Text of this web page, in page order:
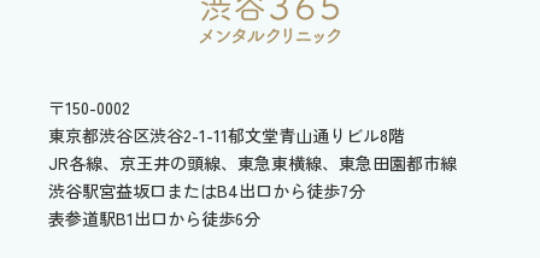
〒150-0002
東京都渋谷区渋谷2-1-11郁文堂青山通りビル8階
JR各線、京王井の頭線、東急東横線、東急田園都市線
渋谷駅宮益坂口またはB4出口から徒歩7分
表参道駅B1出口から徒歩6分